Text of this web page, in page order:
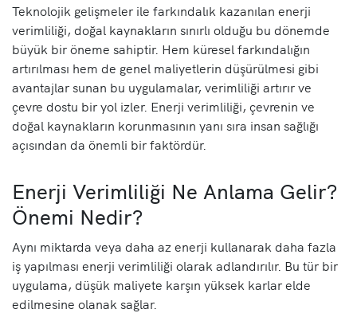
Teknolojik gelişmeler ile farkındalık kazanılan enerji
verimliliği, doğal kaynakların sınırlı olduğu bu dönemde
büyük bir öneme sahiptir. Hem küresel farkındalığın
artırılması hem de genel maliyetlerin düşürülmesi gibi
avantajlar sunan bu uygulamalar, verimliliği artırır ve
çevre dostu bir yol izler. Enerji verimliliği, çevrenin ve
doğal kaynakların korunmasının yanı sıra insan sağlığı
açısından da önemli bir faktördür.
Enerji Verimliliği Ne Anlama Gelir?
Önemi Nedir?
Aynı miktarda veya daha az enerji kullanarak daha fazla
iş yapılması enerji verimliliği olarak adlandırılır. Bu tür bir
uygulama, düşük maliyete karşın yüksek karlar elde
edilmesine olanak sağlar.